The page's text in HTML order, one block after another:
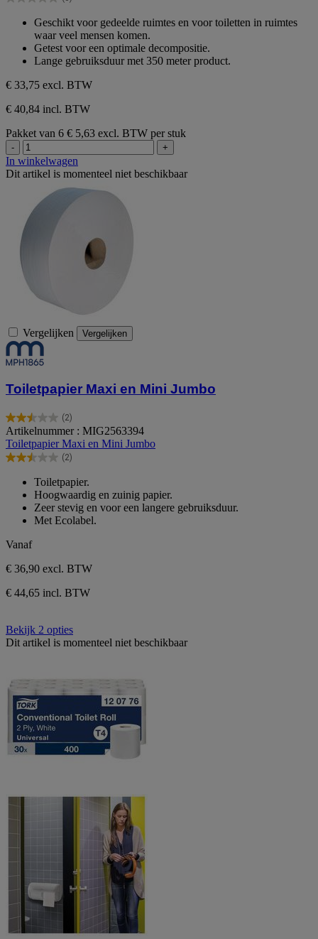
0.0
sterren.
Geschikt voor gedeelde ruimtes en voor toiletten in ruimtes
waar veel mensen komen.
Getest voor een optimale decompositie.
Lange gebruiksduur met 350 meter product.
€ 33,75 excl. BTW
€ 40,84 incl. BTW
Pakket van 6 € 5,63 excl. BTW per stuk
- +
In winkelwagen
Dit artikel is momenteel niet beschikbaar
Vergelijken Vergelijken
Toiletpapier Maxi en Mini Jumbo
(2)
2.5
van
de
5
beoordelingen
Artikelnummer : MIG2563394
Toiletpapier Maxi en Mini Jumbo
(2)
2.5
sterren.
beoordelingen
Toiletpapier.
Hoogwaardig en zuinig papier.
Zeer stevig en voor een langere gebruiksduur.
Met Ecolabel.
Vanaf
€ 36,90 excl. BTW
€ 44,65 incl. BTW
Bekijk 2 opties
Dit artikel is momenteel niet beschikbaar